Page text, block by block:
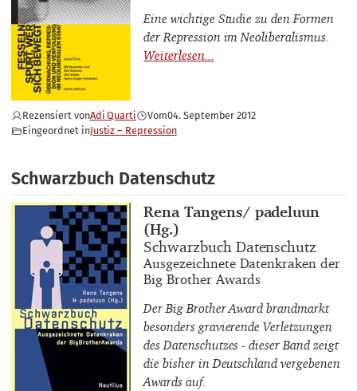
Eine wichtige Studie zu den Formen
der Repression im Neoliberalismus.
Rezensiert vonAdi Quarti Vom04. September 2012
Eingeordnet inJustiz – Repression
Schwarzbuch Datenschutz
Buchautor_innen
Rena Tangens/ padeluun
(Hg.)
Buchtitel
Schwarzbuch Datenschutz
Buchuntertitel
Ausgezeichnete Datenkraken der
Big Brother Awards
DerBig Brother Awardbrandmarkt
besonders gravierende Verletzungen
des Datenschutzes - dieser Band zeigt
die bisher in Deutschland vergebenen
Awards auf.